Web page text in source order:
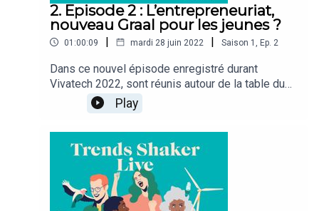
2. Episode 2 : L’entrepreneuriat,
nouveau Graal pour les jeunes ?
01:00:09 | mardi 28 juin 2022 | Saison 1 , Ep. 2
Dans ce nouvel épisode enregistré durant
Vivatech 2022, sont réunis autour de la table du
Trends Shaker Live, Valérie Archambaud,
Ingénieure Chimie, diplomée à ParisTech et
docteure en Sciences physiques, Stéphane Quéré
Directeur des écosystèmes au sein de Engie
Recherche et innovation, Perle Perriet fondatrice
de SHE CAN CODE, et Alain Asquin, créateur du
pôle Pépite Beelys, l’un des 33 pôles du réseau
Pépite France.
Play